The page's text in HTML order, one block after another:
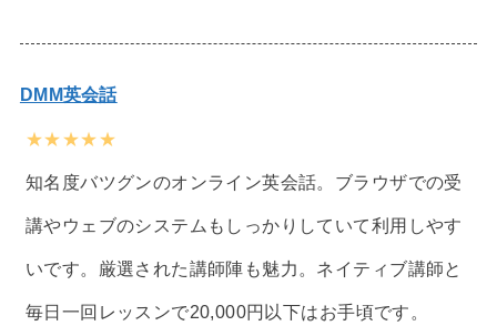
DMM英会話
★★★★★
知名度バツグンのオンライン英会話。ブラウザでの受
講やウェブのシステムもしっかりしていて利用しやす
いです。厳選された講師陣も魅力。ネイティブ講師と
毎日一回レッスンで20,000円以下はお手頃です。